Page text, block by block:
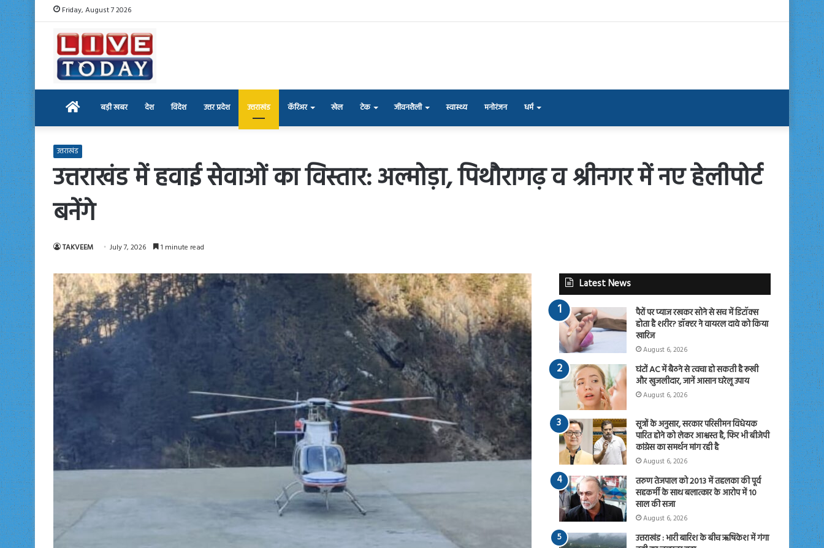
Friday, August 7 2026
Home बड़ी खबर देश विदेश उत्तर प्रदेश उत्तराखंड कॅरिअर खेल टेक जीवनशैली स्वास्थ्य मनोरंजन धर्म
उत्तराखंड
उत्तराखंड में हवाई सेवाओं का विस्तार: अल्मोड़ा, पिथौरागढ़ व श्रीनगर में नए हेलीपोर्ट
बनेंगे
TAKVEEM July 7, 2026 1 minute read
Latest News
पैरों पर प्याज रखकर सोने से सच में डिटॉक्स
होता है शरीर? डॉक्टर ने वायरल दावे को किया
खारिज
August 6, 2026
घंटों AC में बैठने से त्वचा हो सकती है रूखी
और खुजलीदार, जानें आसान घरेलू उपाय
August 6, 2026
सूत्रों के अनुसार, सरकार परिसीमन विधेयक
पारित होने को लेकर आश्वस्त है, फिर भी बीजेपी
कांग्रेस का समर्थन मांग रही है
August 6, 2026
तरुण तेजपाल को 2013 में तहलका की पूर्व
सहकर्मी के साथ बलात्कार के आरोप में 10
साल की सजा
August 6, 2026
उत्तराखंड : भारी बारिश के बीच ऋषिकेश में गंगा